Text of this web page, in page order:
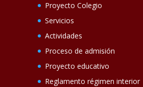
Proyecto Colegio
Servicios
Actividades
Proceso de admisión
Proyecto educativo
Reglamento régimen interior